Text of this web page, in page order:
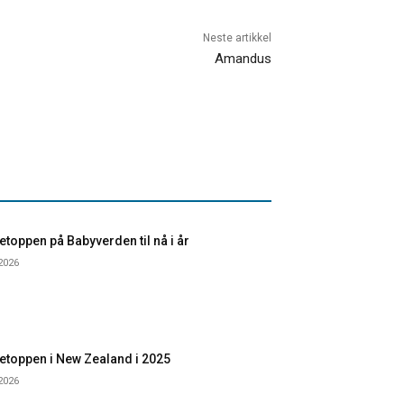
Neste artikkel
Amandus
på Babyverden til nå i år
i New Zealand i 2025